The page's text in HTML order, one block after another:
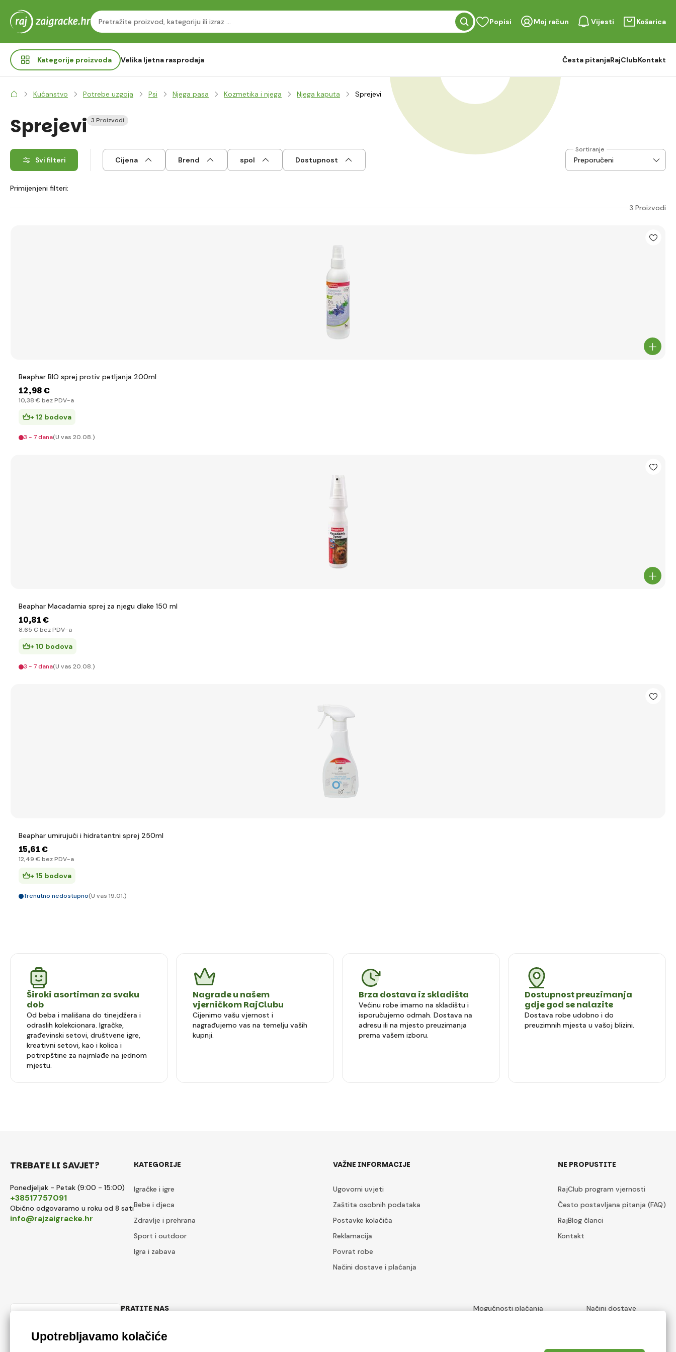
Popisi Moj račun Vijesti Košarica
Kategorije proizvoda Velika ljetna rasprodaja Česta pitanjaRajClubKontakt
Kućanstvo Potrebe uzgoja Psi Njega pasa Kozmetika i njega Njega kaputa Sprejevi
Sprejevi 3 Proizvodi
Svi filteri Cijena Brend spol Dostupnost
Sortiranje
Primijenjeni filteri:
3 Proizvodi
Beaphar BIO sprej protiv petljanja 200ml
12,98 €
10,38 € bez PDV-a
+ 12 bodova
3 - 7 dana(U vas 20.08.)
Beaphar Macadamia sprej za njegu dlake 150 ml
10,81 €
8,65 € bez PDV-a
+ 10 bodova
3 - 7 dana(U vas 20.08.)
Beaphar umirujući i hidratantni sprej 250ml
15,61 €
12,49 € bez PDV-a
+ 15 bodova
Trenutno nedostupno(U vas 19.01.)
Široki asortiman za svaku
dob
Od beba i mališana do tinejdžera i
odraslih kolekcionara. Igračke,
građevinski setovi, društvene igre,
kreativni setovi, kao i kolica i
potrepštine za najmlađe na jednom
mjestu.
Nagrade u našem
vjerničkom RajClubu
Cijenimo vašu vjernost i
nagrađujemo vas na temelju vaših
kupnji.
Brza dostava iz skladišta
Većinu robe imamo na skladištu i
isporučujemo odmah. Dostava na
adresu ili na mjesto preuzimanja
prema vašem izboru.
Dostupnost preuzimanja
gdje god se nalazite
Dostava robe udobno i do
preuzimnih mjesta u vašoj blizini.
TREBATE LI SAVJET?
Ponedjeljak - Petak (9:00 - 15:00)
+38517757091
Obično odgovaramo u roku od 8 sati
info@rajzaigracke.hr
KATEGORIJE
Igračke i igre
Bebe i djeca
Zdravlje i prehrana
Sport i outdoor
Igra i zabava
VAŽNE INFORMACIJE
Ugovorni uvjeti
Zaštita osobnih podataka
Postavke kolačića
Reklamacija
Povrat robe
Načini dostave i plaćanja
NE PROPUSTITE
RajClub program vjernosti
Često postavljana pitanja (FAQ)
RajBlog članci
Kontakt
PRATITE NAS
Facebook
Mogućnosti plaćanja Načini dostave